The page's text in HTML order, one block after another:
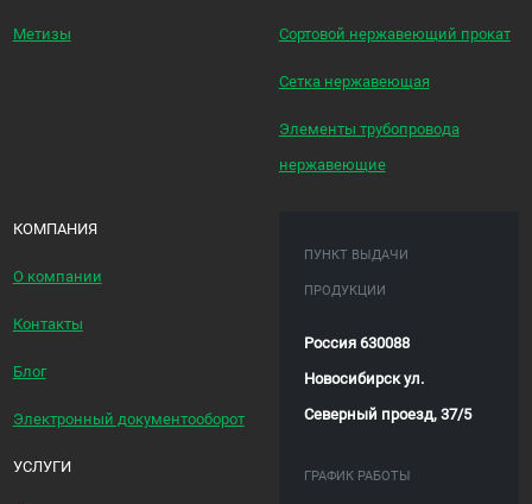
Метизы Сортовой нержавеющий прокат
Сетка нержавеющая
Элементы трубопровода
нержавеющие
КОМПАНИЯ
О компании
Контакты
Блог
Электронный документооборот
УСЛУГИ
ПУНКТ ВЫДАЧИ
ПРОДУКЦИИ
Россия 630088
Новосибирск ул.
Северный проезд, 37/5
ГРАФИК РАБОТЫ